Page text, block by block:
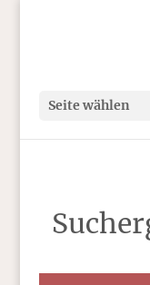
Seite wählen